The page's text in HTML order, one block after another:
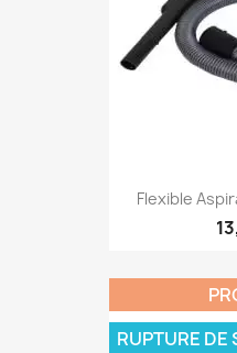
Flexible
RUPTURE DE